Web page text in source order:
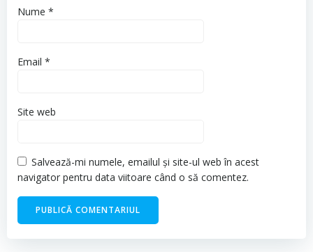
Nume *
Email *
Site web
Salvează-mi numele, emailul și site-ul web în acest
navigator pentru data viitoare când o să comentez.